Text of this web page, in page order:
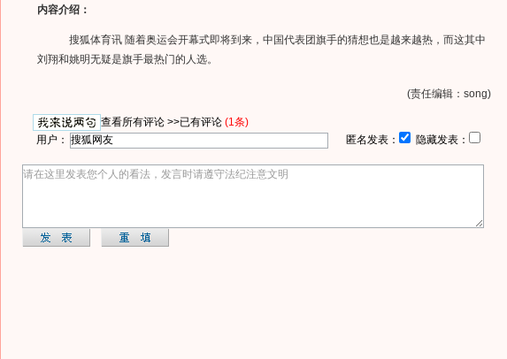
内容介绍：
搜狐体育讯 随着奥运会开幕式即将到来，中国代表团旗手的猜想也是越来越热，而这其中
刘翔和姚明无疑是旗手最热门的人选。
(责任编辑：song)
查看所有评论 >>已有评论 (1条)
用户：
匿名发表： 隐藏发表：